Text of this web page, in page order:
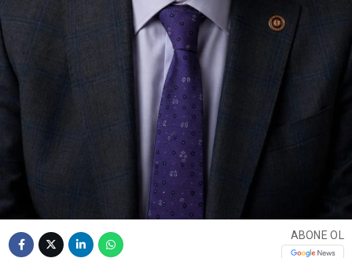
ABONE OL